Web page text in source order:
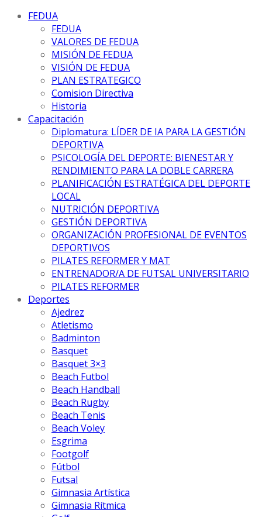
FEDUA
FEDUA
VALORES DE FEDUA
MISIÓN DE FEDUA
VISIÓN DE FEDUA
PLAN ESTRATEGICO
Comision Directiva
Historia
Capacitación
Diplomatura: LÍDER DE IA PARA LA GESTIÓN
DEPORTIVA
PSICOLOGÍA DEL DEPORTE: BIENESTAR Y
RENDIMIENTO PARA LA DOBLE CARRERA
PLANIFICACIÓN ESTRATÉGICA DEL DEPORTE
LOCAL
NUTRICIÓN DEPORTIVA
GESTIÓN DEPORTIVA
ORGANIZACIÓN PROFESIONAL DE EVENTOS
DEPORTIVOS
PILATES REFORMER Y MAT
ENTRENADOR/A DE FUTSAL UNIVERSITARIO
PILATES REFORMER
Deportes
Ajedrez
Atletismo
Badminton
Basquet
Basquet 3×3
Beach Futbol
Beach Handball
Beach Rugby
Beach Tenis
Beach Voley
Esgrima
Footgolf
Fútbol
Futsal
Gimnasia Artística
Gimnasia Rítmica